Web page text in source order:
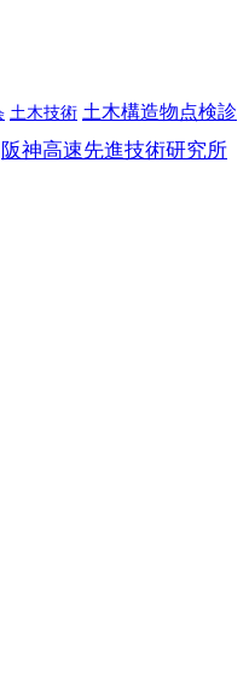
土木技術 土木構造物点検診
阪神高速先進技術研究所